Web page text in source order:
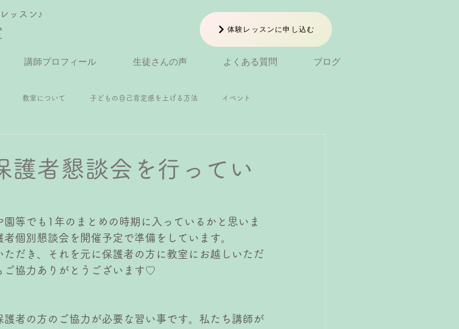
ッスン♪
体験レッスンに申し込む
講師プロフィール 生徒さんの声 よくある質問 ブログ
教室について 子どもの自己肯定感を上げる方法 イベント
護者懇談会を行ってい
等でも1年のまとめの時期に入っているかと思いま
個別懇談会を開催予定で準備をしています。
だき、それを元に保護者の方に教室にお越しいただ
ご協力ありがとうございます♡
者の方のご協力が必要な習い事です。私たち講師が